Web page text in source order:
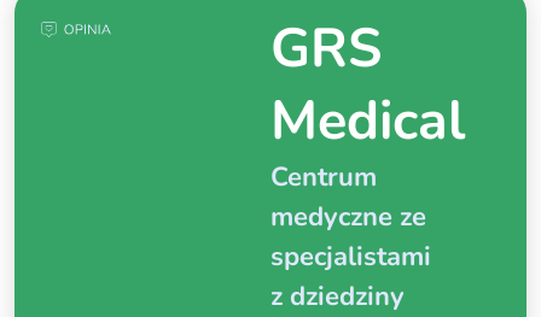
GRS
Medical
Centrum
medyczne ze
specjalistami
z dziedziny